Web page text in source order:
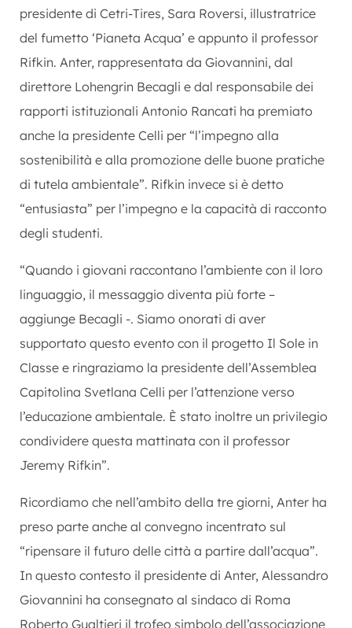
presidente di Cetri-Tires, Sara Roversi, illustratrice
del fumetto ‘Pianeta Acqua’ e appunto il professor
Rifkin. Anter, rappresentata da Giovannini, dal
direttore Lohengrin Becagli e dal responsabile dei
rapporti istituzionali Antonio Rancati ha premiato
anche la presidente Celli per “l’impegno alla
sostenibilità e alla promozione delle buone pratiche
di tutela ambientale”. Rifkin invece si è detto
“entusiasta” per l’impegno e la capacità di racconto
degli studenti.
“Quando i giovani raccontano l’ambiente con il loro
linguaggio, il messaggio diventa più forte –
aggiunge Becagli -. Siamo onorati di aver
supportato questo evento con il progetto Il Sole in
Classe e ringraziamo la presidente dell’Assemblea
Capitolina Svetlana Celli per l’attenzione verso
l’educazione ambientale. È stato inoltre un privilegio
condividere questa mattinata con il professor
Jeremy Rifkin”.
Ricordiamo che nell’ambito della tre giorni, Anter ha
preso parte anche al convegno incentrato sul
“ripensare il futuro delle città a partire dall’acqua”.
In questo contesto il presidente di Anter, Alessandro
Giovannini ha consegnato al sindaco di Roma
Roberto Gualtieri il trofeo simbolo dell’associazione